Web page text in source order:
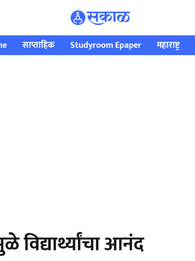
साप्ताहिक Studyroom Epaper महाराष्ट्र
विद्यार्थ्यांचा आनंद